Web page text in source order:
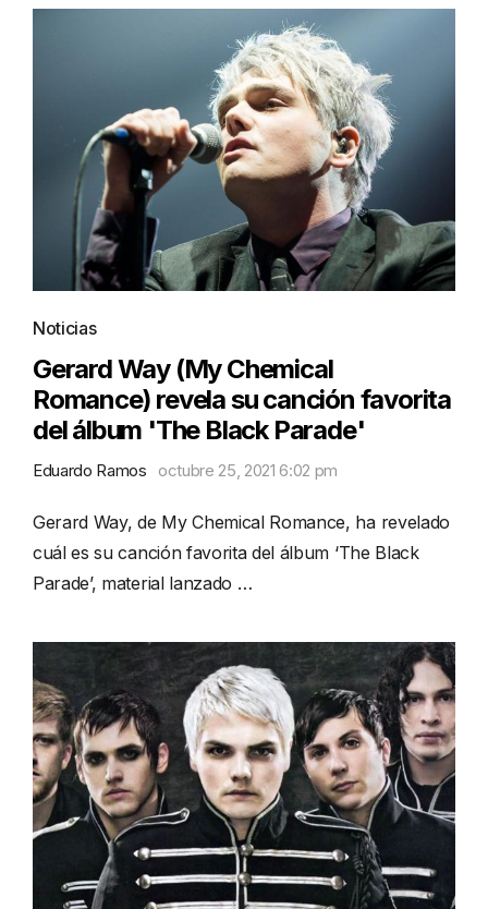
Noticias
Gerard Way (My Chemical
Romance) revela su canción favorita
del álbum 'The Black Parade'
Eduardo Ramos octubre 25, 2021 6:02 pm
Gerard Way, de My Chemical Romance, ha revelado
cuál es su canción favorita del álbum ‘The Black
Parade’, material lanzado …